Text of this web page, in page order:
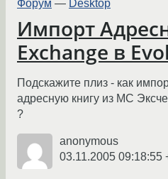
Форум — Desktop
Импорт
Exchange в
Подскажите плиз - как
адресную книгу из МС
?
anonymous
03.11.2005 09:18:55